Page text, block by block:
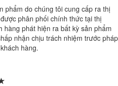
phẩm do chúng tôi cung cấp ra thị
phân phối chính thức tại thị
hàng phát hiện ra bất kỳ sản phẩm
nhận chịu trách nhiệm trước pháp
hàng.